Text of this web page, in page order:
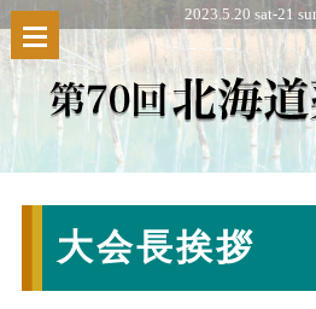
2023.5.20 sat-21
大会長挨拶